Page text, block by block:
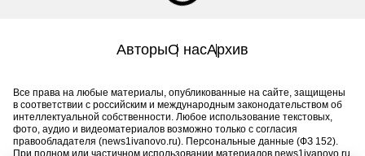
АвторыО насАрхив
Все права на любые материалы, опубликованные на сайте, защищены
в соответствии с российским и международным законодательством об
интеллектуальной собственности. Любое использование текстовых,
фото, аудио и видеоматериалов возможно только с согласия
правообладателя (news1ivanovo.ru). Персональные данные (ФЗ 152).
При полном или частичном использовании материалов news1ivanovo.ru